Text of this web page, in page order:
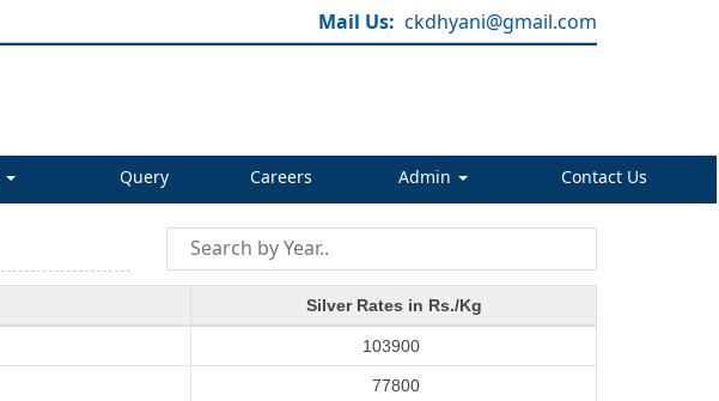
Mail Us: ckdhyani@gmail.com
Query Careers Admin Contact Us
Silver Rates in Rs./Kg
103900
77800